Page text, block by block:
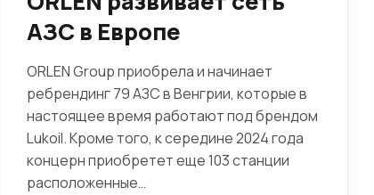
АЗС в Европе
ORLEN Group приобрела и начинает
ребрендинг 79 АЗС в Венгрии, которые в
настоящее время работают под брендом
Lukoil. Кроме того, к середине 2024 года
концерн приобретет еще 103 станции
расположенные…